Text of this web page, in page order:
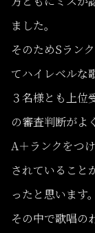
ました。
そのためSラン
てハイレベルな
３名様とも上位
の審査判断がよ
A＋ランクをつ
されていること
ったと思います。
その中で歌唱の